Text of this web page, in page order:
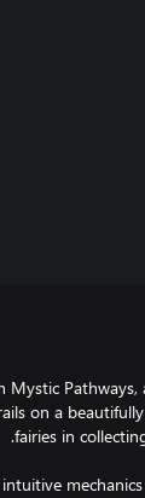
Mystic
on a